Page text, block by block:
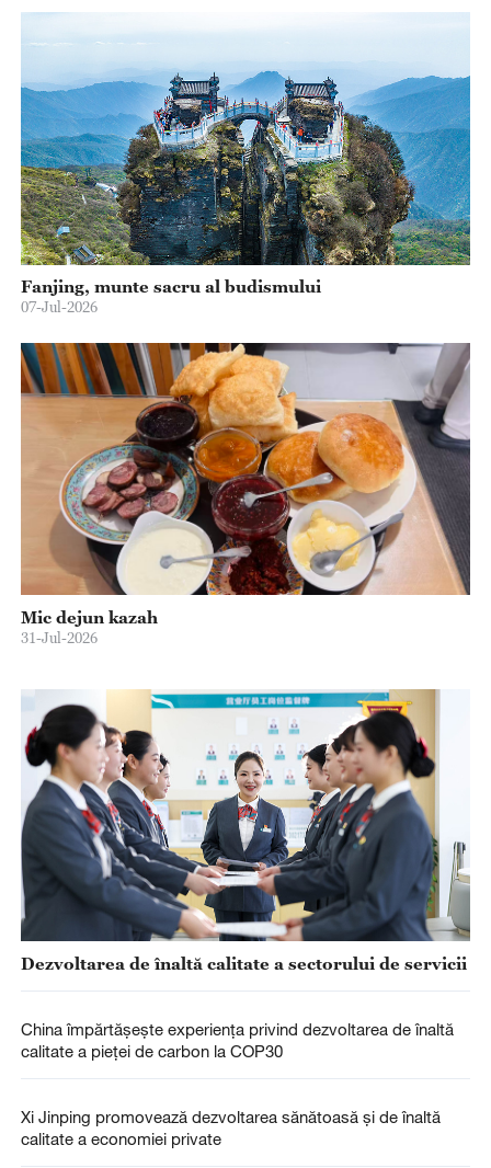
Fanjing, munte sacru al budismului
07-Jul-2026
Mic dejun kazah
31-Jul-2026
Dezvoltarea de înaltă calitate a sectorului de servicii
China împărtășește experiența privind dezvoltarea de înaltă
calitate a pieței de carbon la COP30
Xi Jinping promovează dezvoltarea sănătoasă și de înaltă
calitate a economiei private